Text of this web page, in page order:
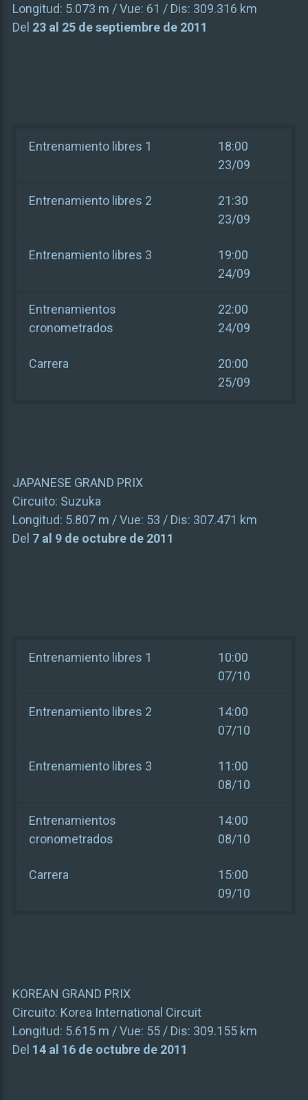
Longitud: 5.073 m / Vue: 61 / Dis: 309.316 km
Del 23 al 25 de septiembre de 2011
Entrenamiento libres 1
18:00
23/09
Entrenamiento libres 2
21:30
23/09
Entrenamiento libres 3
19:00
24/09
Entrenamientos
cronometrados
22:00
24/09
Carrera
20:00
25/09
JAPANESE GRAND PRIX
Circuito: Suzuka
Longitud: 5.807 m / Vue: 53 / Dis: 307.471 km
Del 7 al 9 de octubre de 2011
Entrenamiento libres 1
10:00
07/10
Entrenamiento libres 2
14:00
07/10
Entrenamiento libres 3
11:00
08/10
Entrenamientos
cronometrados
14:00
08/10
Carrera
15:00
09/10
KOREAN GRAND PRIX
Circuito: Korea International Circuit
Longitud: 5.615 m / Vue: 55/ Dis: 309.155 km
Del 14 al 16 de octubre de 2011